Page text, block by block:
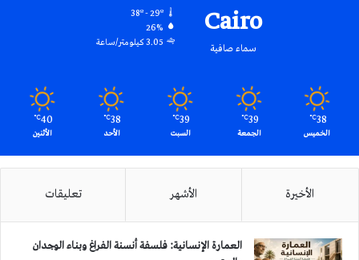
Cairo
سماء صافية
38º - 29º
26%
3.05 كيلومتر/ساعة
38
℃
الخميس
39
℃
الجمعة
39
℃
السبت
38
℃
الأحد
40
℃
الأثنين
الأخيرة الأشهر تعليقات
العمارة الإنسانية: فلسفة أنسنة الفراغ وبناء الوجدان